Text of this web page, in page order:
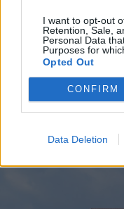
I want to opt-out
Retention, Sale,
Personal Data
Purposes for
Opted Out
CONFIRM
Data Deletion
2026. augusztus
Zelenszkij:
nem adnak
hogy